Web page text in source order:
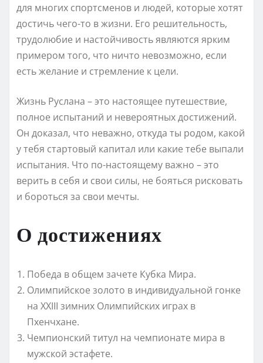
для многих спортсменов и людей, которые хотят
достичь чего-то в жизни. Его решительность,
трудолюбие и настойчивость являются ярким
примером того, что ничто невозможно, если
есть желание и стремление к цели.
Жизнь Руслана – это настоящее путешествие,
полное испытаний и невероятных достижений.
Он доказал, что неважно, откуда ты родом, какой
у тебя стартовый капитал или какие тебе выпали
испытания. Что по-настоящему важно – это
верить в себя и свои силы, не бояться рисковать
и бороться за свои мечты.
О достижениях
Победа в общем зачете Кубка Мира.
Олимпийское золото в индивидуальной гонке
на XXIII зимних Олимпийских играх в
Пхенчхане.
Чемпионский титул на чемпионате мира в
мужской эстафете.